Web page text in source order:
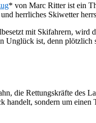
* von Marc Ritter ist ein
herrliches Skiwetter
mit Skifahrern, wird
Unglück ist, denn
die Rettungskräfte des
handelt, sondern um